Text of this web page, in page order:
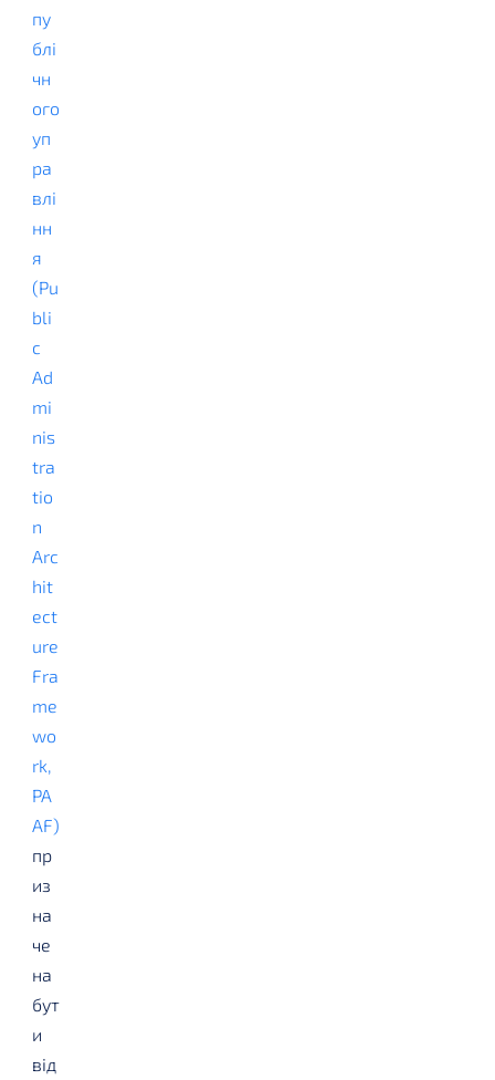
пу
блі
чн
ого
уп
ра
влі
нн
я
(Pu
bli
c
Ad
mi
nis
tra
tio
n
Arc
hit
ect
ure
Fra
me
wo
rk,
PA
AF)
пр
из
на
че
на
бут
и
від